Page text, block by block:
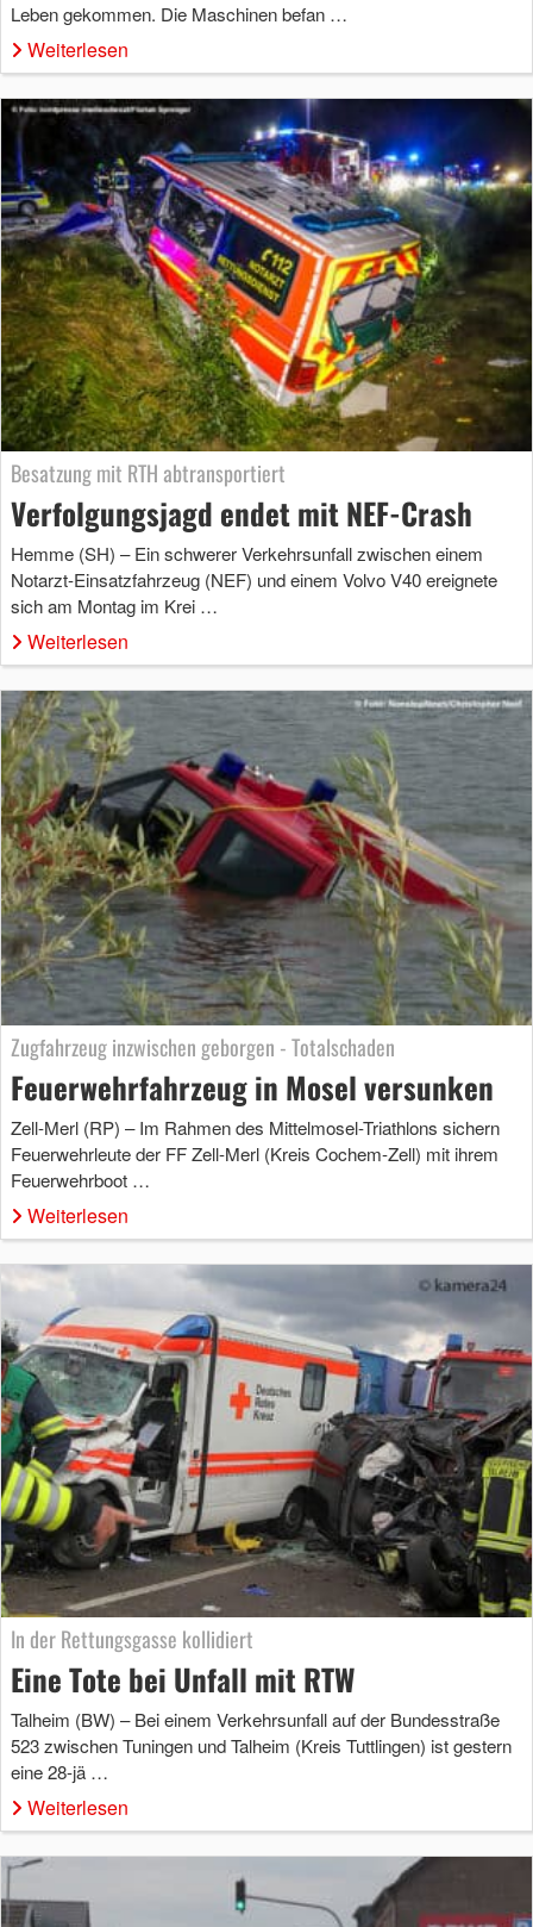
Leben gekommen. Die Maschinen befan …
Weiterlesen
Besatzung mit RTH abtransportiert
Verfolgungsjagd endet mit NEF-Crash
Hemme (SH) – Ein schwerer Verkehrsunfall zwischen einem
Notarzt-Einsatzfahrzeug (NEF) und einem Volvo V40 ereignete
sich am Montag im Krei …
Weiterlesen
Zugfahrzeug inzwischen geborgen - Totalschaden
Feuerwehrfahrzeug in Mosel versunken
Zell-Merl (RP) – Im Rahmen des Mittelmosel-Triathlons sichern
Feuerwehrleute der FF Zell-Merl (Kreis Cochem-Zell) mit ihrem
Feuerwehrboot …
Weiterlesen
In der Rettungsgasse kollidiert
Eine Tote bei Unfall mit RTW
Talheim (BW) – Bei einem Verkehrsunfall auf der Bundesstraße
523 zwischen Tuningen und Talheim (Kreis Tuttlingen) ist gestern
eine 28-jä …
Weiterlesen